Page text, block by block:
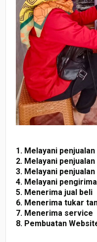
1. Melayani
2. Melayani
3. Melayani
4. Melayani
5. Menerima jual beli
6. Menerima tukar
7. Menerima service
8. Pembuatan